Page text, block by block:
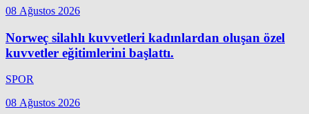
08 Ağustos 2026
Norweç silahlı kuvvetleri kadınlardan oluşan özel
kuvvetler eğitimlerini başlattı.
SPOR
08 Ağustos 2026